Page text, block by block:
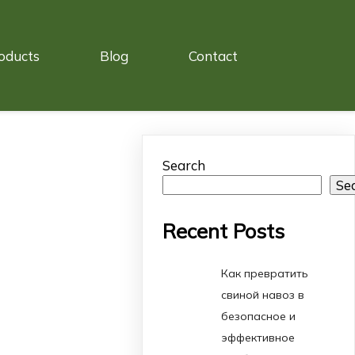
Blog Contact
Search
Recent Posts
Как превратить
свиной навоз в
безопасное и
эффективное